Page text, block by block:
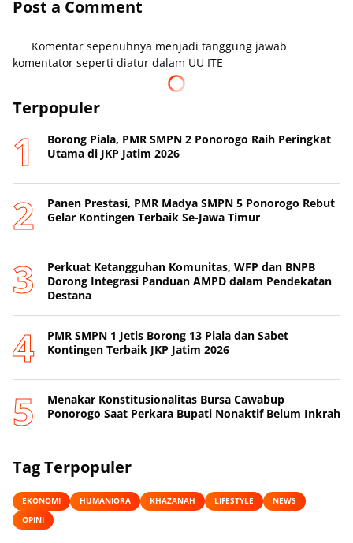
Post a Comment
Komentar sepenuhnya menjadi tanggung jawab
komentator seperti diatur dalam UU ITE
Terpopuler
Borong Piala, PMR SMPN 2 Ponorogo Raih Peringkat
Utama di JKP Jatim 2026
Panen Prestasi, PMR Madya SMPN 5 Ponorogo Rebut
Gelar Kontingen Terbaik Se-Jawa Timur
Perkuat Ketangguhan Komunitas, WFP dan BNPB
Dorong Integrasi Panduan AMPD dalam Pendekatan
Destana
PMR SMPN 1 Jetis Borong 13 Piala dan Sabet
Kontingen Terbaik JKP Jatim 2026
Menakar Konstitusionalitas Bursa Cawabup
Ponorogo Saat Perkara Bupati Nonaktif Belum Inkrah
Tag Terpopuler
EKONOMI HUMANIORA KHAZANAH LIFESTYLE
NEWS
OPINI